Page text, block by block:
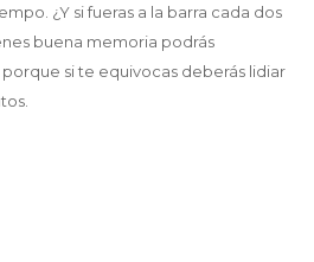
¿Y si fueras a la barra cada dos
buena memoria podrás
si te equivocas deberás lidiar